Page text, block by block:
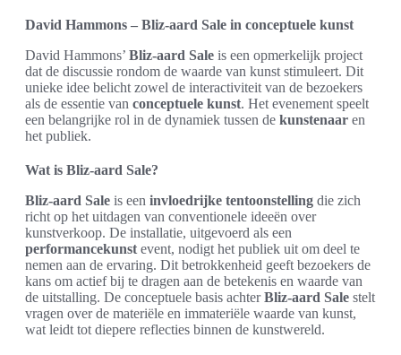
David Hammons – Bliz-aard Sale in conceptuele kunst
David Hammons’ Bliz-aard Sale is een opmerkelijk project
dat de discussie rondom de waarde van kunst stimuleert. Dit
unieke idee belicht zowel de interactiviteit van de bezoekers
als de essentie van conceptuele kunst. Het evenement speelt
een belangrijke rol in de dynamiek tussen de kunstenaar en
het publiek.
Wat is Bliz-aard Sale?
Bliz-aard Sale is een invloedrijke tentoonstelling die zich
richt op het uitdagen van conventionele ideeën over
kunstverkoop. De installatie, uitgevoerd als een
performancekunst event, nodigt het publiek uit om deel te
nemen aan de ervaring. Dit betrokkenheid geeft bezoekers de
kans om actief bij te dragen aan de betekenis en waarde van
de uitstalling. De conceptuele basis achterBliz-aard Sale stelt
vragen over de materiële en immateriële waarde van kunst,
wat leidt tot diepere reflecties binnen de kunstwereld.